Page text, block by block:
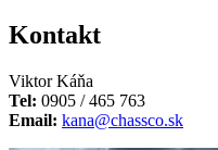
Kontakt
Viktor Káňa
Tel: 0905 / 465 763
Email: kana@chassco.sk